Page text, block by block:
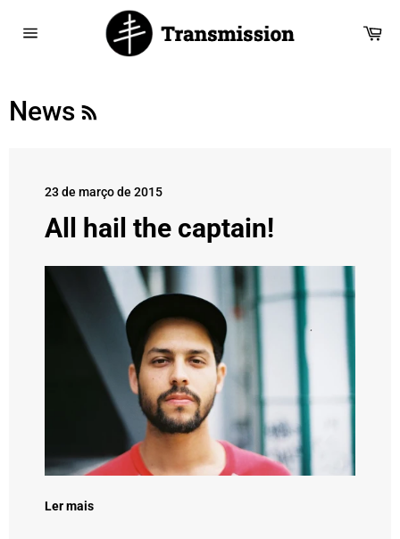
News
23 de março de 2015
All hail the captain!
Ler mais